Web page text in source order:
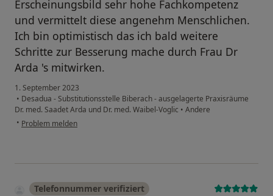
Erscheinungsbild sehr hohe Fachkompetenz
und vermittelt diese angenehm Menschlichen.
Ich bin optimistisch das ich bald weitere
Schritte zur Besserung mache durch Frau Dr
Arda 's mitwirken.
1. September 2023
• Desadua - Substitutionsstelle Biberach - ausgelagerte Praxisräume
Dr. med. Saadet Arda und Dr. med. Waibel-Voglic • Andere
• Problem melden
Telefonnummer verifiziert